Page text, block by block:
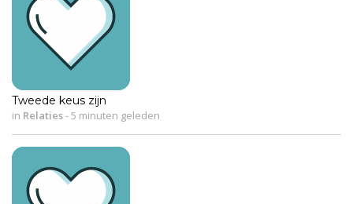
Tweede keus zijn
in Relaties-5 minuten geleden